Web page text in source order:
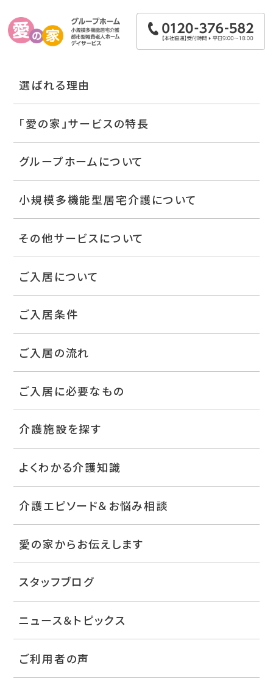
選ばれる理由
「愛の家」サービスの特長
グループホームについて
小規模多機能型居宅介護について
その他サービスについて
ご入居について
ご入居条件
ご入居の流れ
ご入居に必要なもの
介護施設を探す
よくわかる介護知識
介護エピソード＆お悩み相談
愛の家からお伝えします
スタッフブログ
ニュース＆トピックス
ご利用者の声